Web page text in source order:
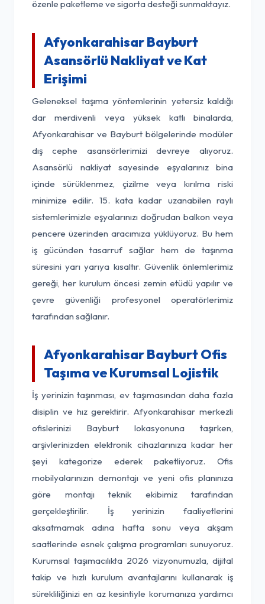
özenle paketleme ve sigorta desteği sunmaktayız.
Afyonkarahisar Bayburt
Asansörlü Nakliyat ve Kat
Erişimi
Geleneksel taşıma yöntemlerinin yetersiz kaldığı
dar merdivenli veya yüksek katlı binalarda,
Afyonkarahisar ve Bayburt bölgelerinde modüler
dış cephe asansörlerimizi devreye alıyoruz.
Asansörlü nakliyat sayesinde eşyalarınız bina
içinde sürüklenmez, çizilme veya kırılma riski
minimize edilir. 15. kata kadar uzanabilen raylı
sistemlerimizle eşyalarınızı doğrudan balkon veya
pencere üzerinden aracımıza yüklüyoruz. Bu hem
iş gücünden tasarruf sağlar hem de taşınma
süresini yarı yarıya kısaltır. Güvenlik önlemlerimiz
gereği, her kurulum öncesi zemin etüdü yapılır ve
çevre güvenliği profesyonel operatörlerimiz
tarafından sağlanır.
Afyonkarahisar Bayburt Ofis
Taşıma ve Kurumsal Lojistik
İş yerinizin taşınması, ev taşımasından daha fazla
disiplin ve hız gerektirir. Afyonkarahisar merkezli
ofislerinizi Bayburt lokasyonuna taşırken,
arşivlerinizden elektronik cihazlarınıza kadar her
şeyi kategorize ederek paketliyoruz. Ofis
mobilyalarınızın demontajı ve yeni ofis planınıza
göre montajı teknik ekibimiz tarafından
gerçekleştirilir. İş yerinizin faaliyetlerini
aksatmamak adına hafta sonu veya akşam
saatlerinde esnek çalışma programları sunuyoruz.
Kurumsal taşımacılıkta 2026 vizyonumuzla, dijital
takip ve hızlı kurulum avantajlarını kullanarak iş
sürekliliğinizi en az kesintiyle korumanıza yardımcı